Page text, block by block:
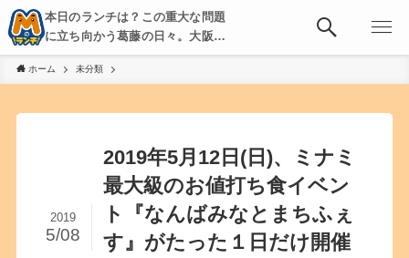
本日のランチは？この重大な問題
に立ち向かう葛藤の日々。大阪・
京都・神戸を中心とした食べ歩
き、飲み歩きを綴る。
ホーム 未分類
2019年5月12日(日)、ミナミ
最大級のお値打ち食イベン
ト『なんばみなとまちふぇ
す』がたった１日だけ開催
2019
5/08